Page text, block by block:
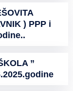
) PPP i
”